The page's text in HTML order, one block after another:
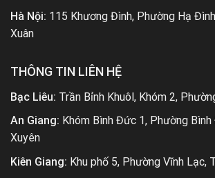
Hà Nội: 115 Khương Đình, Phường Hạ
Xuân
THÔNG TIN LIÊN HỆ
Bạc Liêu: Trần Bỉnh Khuôl, Khóm 2,
An Giang: Khóm Bình Đức 1, Phường
Xuyên
Kiên Giang: Khu phố 5, Phường Vĩnh Lạc,